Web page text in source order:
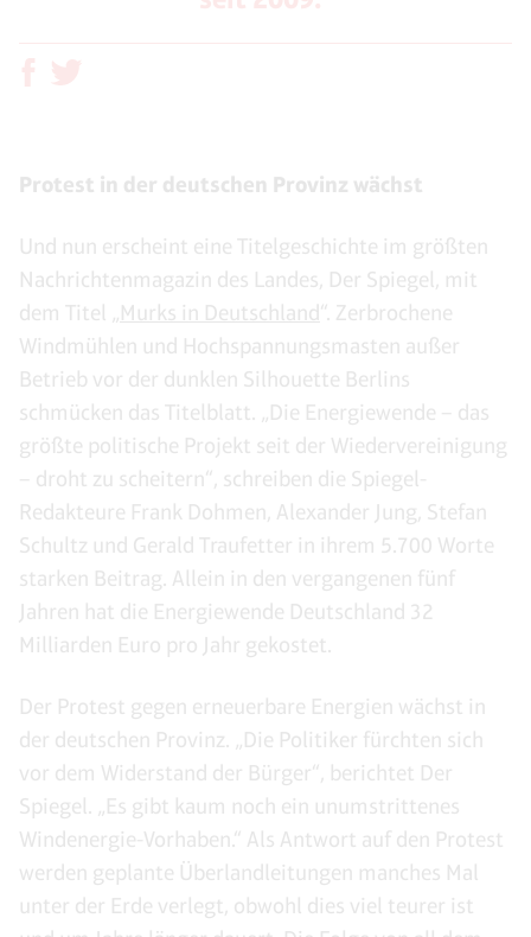
Protest in der deutschen Provinz wächst
Und nun erscheint eine Titelgeschichte im größten
Nachrichtenmagazin des Landes, Der Spiegel, mit
dem Titel „Murks in Deutschland “. Zerbrochene
Windmühlen und Hochspannungsmasten außer
Betrieb vor der dunklen Silhouette Berlins
schmücken das Titelblatt. „Die Energiewende – das
größte politische Projekt seit der Wiedervereinigung
– droht zu scheitern“, schreiben die Spiegel-
Redakteure Frank Dohmen, Alexander Jung, Stefan
Schultz und Gerald Traufetter in ihrem 5.700 Worte
starken Beitrag. Allein in den vergangenen fünf
Jahren hat die Energiewende Deutschland 32
Milliarden Euro pro Jahr gekostet.
Der Protest gegen erneuerbare Energien wächst in
der deutschen Provinz. „Die Politiker fürchten sich
vor dem Widerstand der Bürger“, berichtet Der
Spiegel. „Es gibt kaum noch ein unumstrittenes
Windenergie-Vorhaben.“ Als Antwort auf den Protest
werden geplante Überlandleitungen manches Mal
unter der Erde verlegt, obwohl dies viel teurer ist